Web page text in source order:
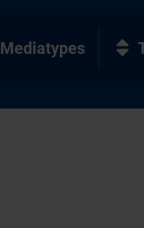
Mediatypes